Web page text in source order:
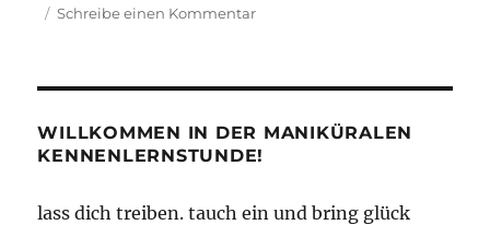
Schreibe einen Kommentarzu
WILLKOMMEN IN DER MANIKÜRALEN
KENNENLERNSTUNDE!
lass dich treiben. tauch ein und bring glück